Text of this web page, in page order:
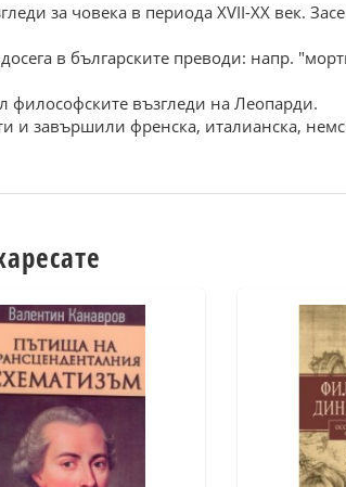
за човека в периода ХVІІ-ХХ век.
в българските преводи: напр.
философските възгледи на Леопарди.
и завършили френска, италианска,